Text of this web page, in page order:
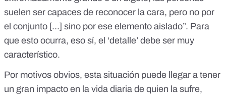
suelen ser capaces de reconocer la cara, pero no por
el conjunto [...] sino por ese elemento aislado”. Para
que esto ocurra, eso sí, el ‘detalle’ debe ser muy
característico.
Por motivos obvios, esta situación puede llegar a tener
un gran impacto en la vida diaria de quien la sufre,